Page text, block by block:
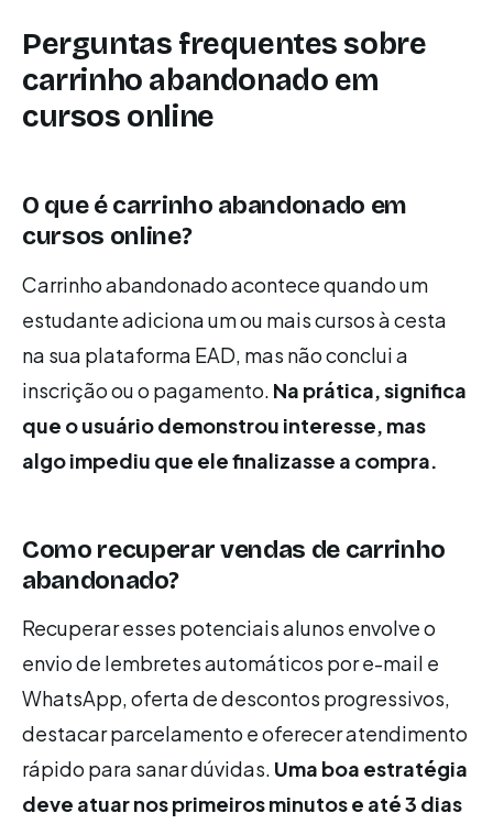
Perguntas frequentes sobre
carrinho abandonado em
cursos online
O que é carrinho abandonado em
cursos online?
Carrinho abandonado acontece quando um
estudante adiciona um ou mais cursos à cesta
na sua plataforma EAD, mas não conclui a
inscrição ou o pagamento. Na prática, significa
que o usuário demonstrou interesse, mas
algo impediu que ele finalizasse a compra.
Como recuperar vendas de carrinho
abandonado?
Recuperar esses potenciais alunos envolve o
envio de lembretes automáticos por e-mail e
WhatsApp, oferta de descontos progressivos,
destacar parcelamento e oferecer atendimento
rápido para sanar dúvidas. Uma boa estratégia
deve atuar nos primeiros minutos e até 3 dias